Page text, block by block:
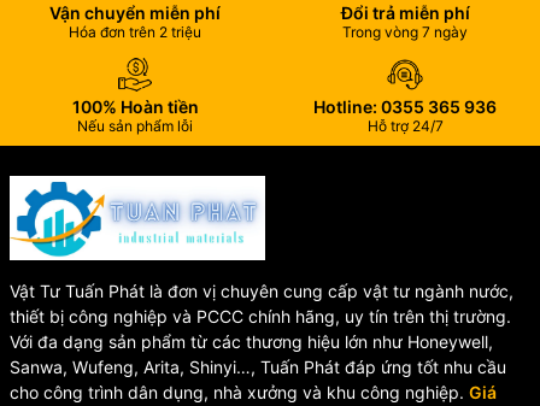
Bảo vệ độ chính xác của đồng hồ.
✅ Tiêu Chuẩn Quốc Tế
Đạt tiêu chuẩn ISO 4064.
Đạt tiêu chuẩn OIML quốc tế.
📋 Thông Số Kỹ Thuật Đồng
Hồ Nước Asahi MTKD40
Thông
số
Giá trị
Model
MTKD40
Vận chuyển miễn phí
Hóa đơn trên 2 triệu
Đổi trả miễn phí
Trong vòng 7 ngày
100% Hoàn tiền
Nếu sản phẩm lỗi
Hotline: 0355 365 936
Hỗ trợ 24/7
Vật Tư Tuấn Phát là đơn vị chuyên cung cấp vật tư ngành nước,
thiết bị công nghiệp và PCCC chính hãng, uy tín trên thị trường.
Với đa dạng sản phẩm từ các thương hiệu lớn như Honeywell,
Sanwa, Wufeng, Arita, Shinyi…, Tuấn Phát đáp ứng tốt nhu cầu
cho công trình dân dụng, nhà xưởng và khu công nghiệp. Giá